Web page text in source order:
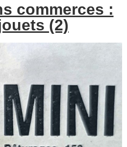
commerces :
(2)